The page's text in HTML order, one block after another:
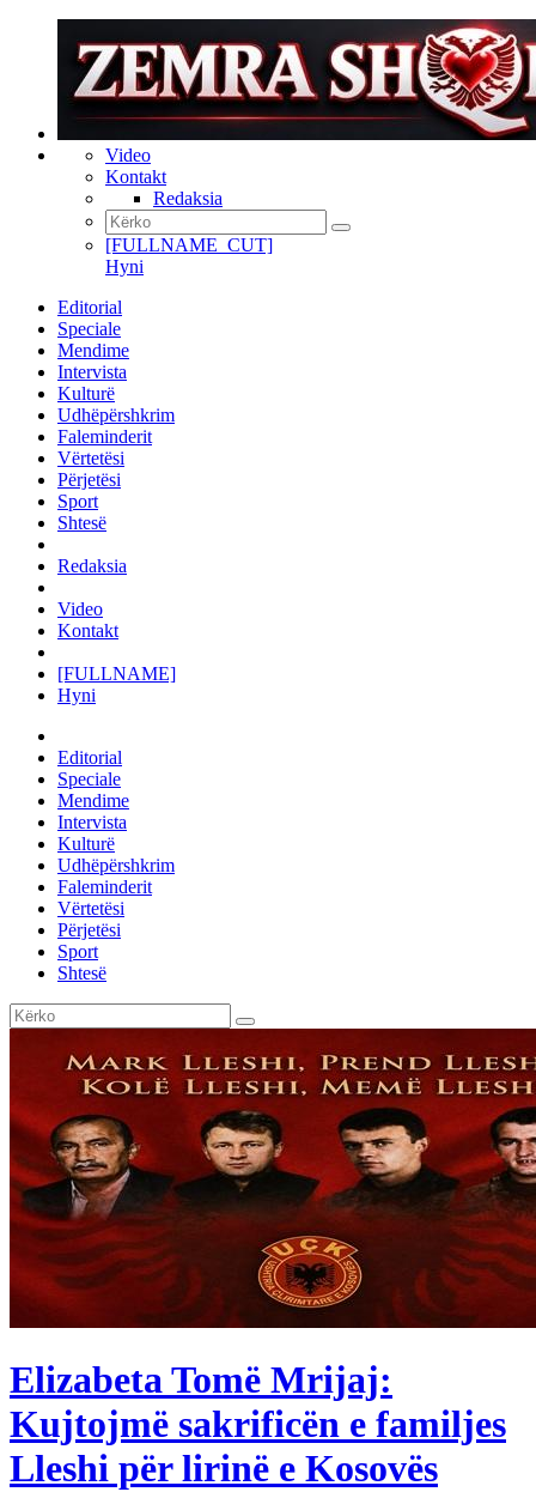
Video
Kontakt
Redaksia
[FULLNAME_CUT]
Hyni
Editorial
Speciale
Mendime
Intervista
Kulturë
Udhëpërshkrim
Faleminderit
Vërtetësi
Përjetësi
Sport
Shtesë
Redaksia
Video
Kontakt
[FULLNAME]
Hyni
Editorial
Speciale
Mendime
Intervista
Kulturë
Udhëpërshkrim
Faleminderit
Vërtetësi
Përjetësi
Sport
Shtesë
Elizabeta Tomë Mrijaj:
Kujtojmë sakrificën e familjes
Lleshi për lirinë e Kosovës